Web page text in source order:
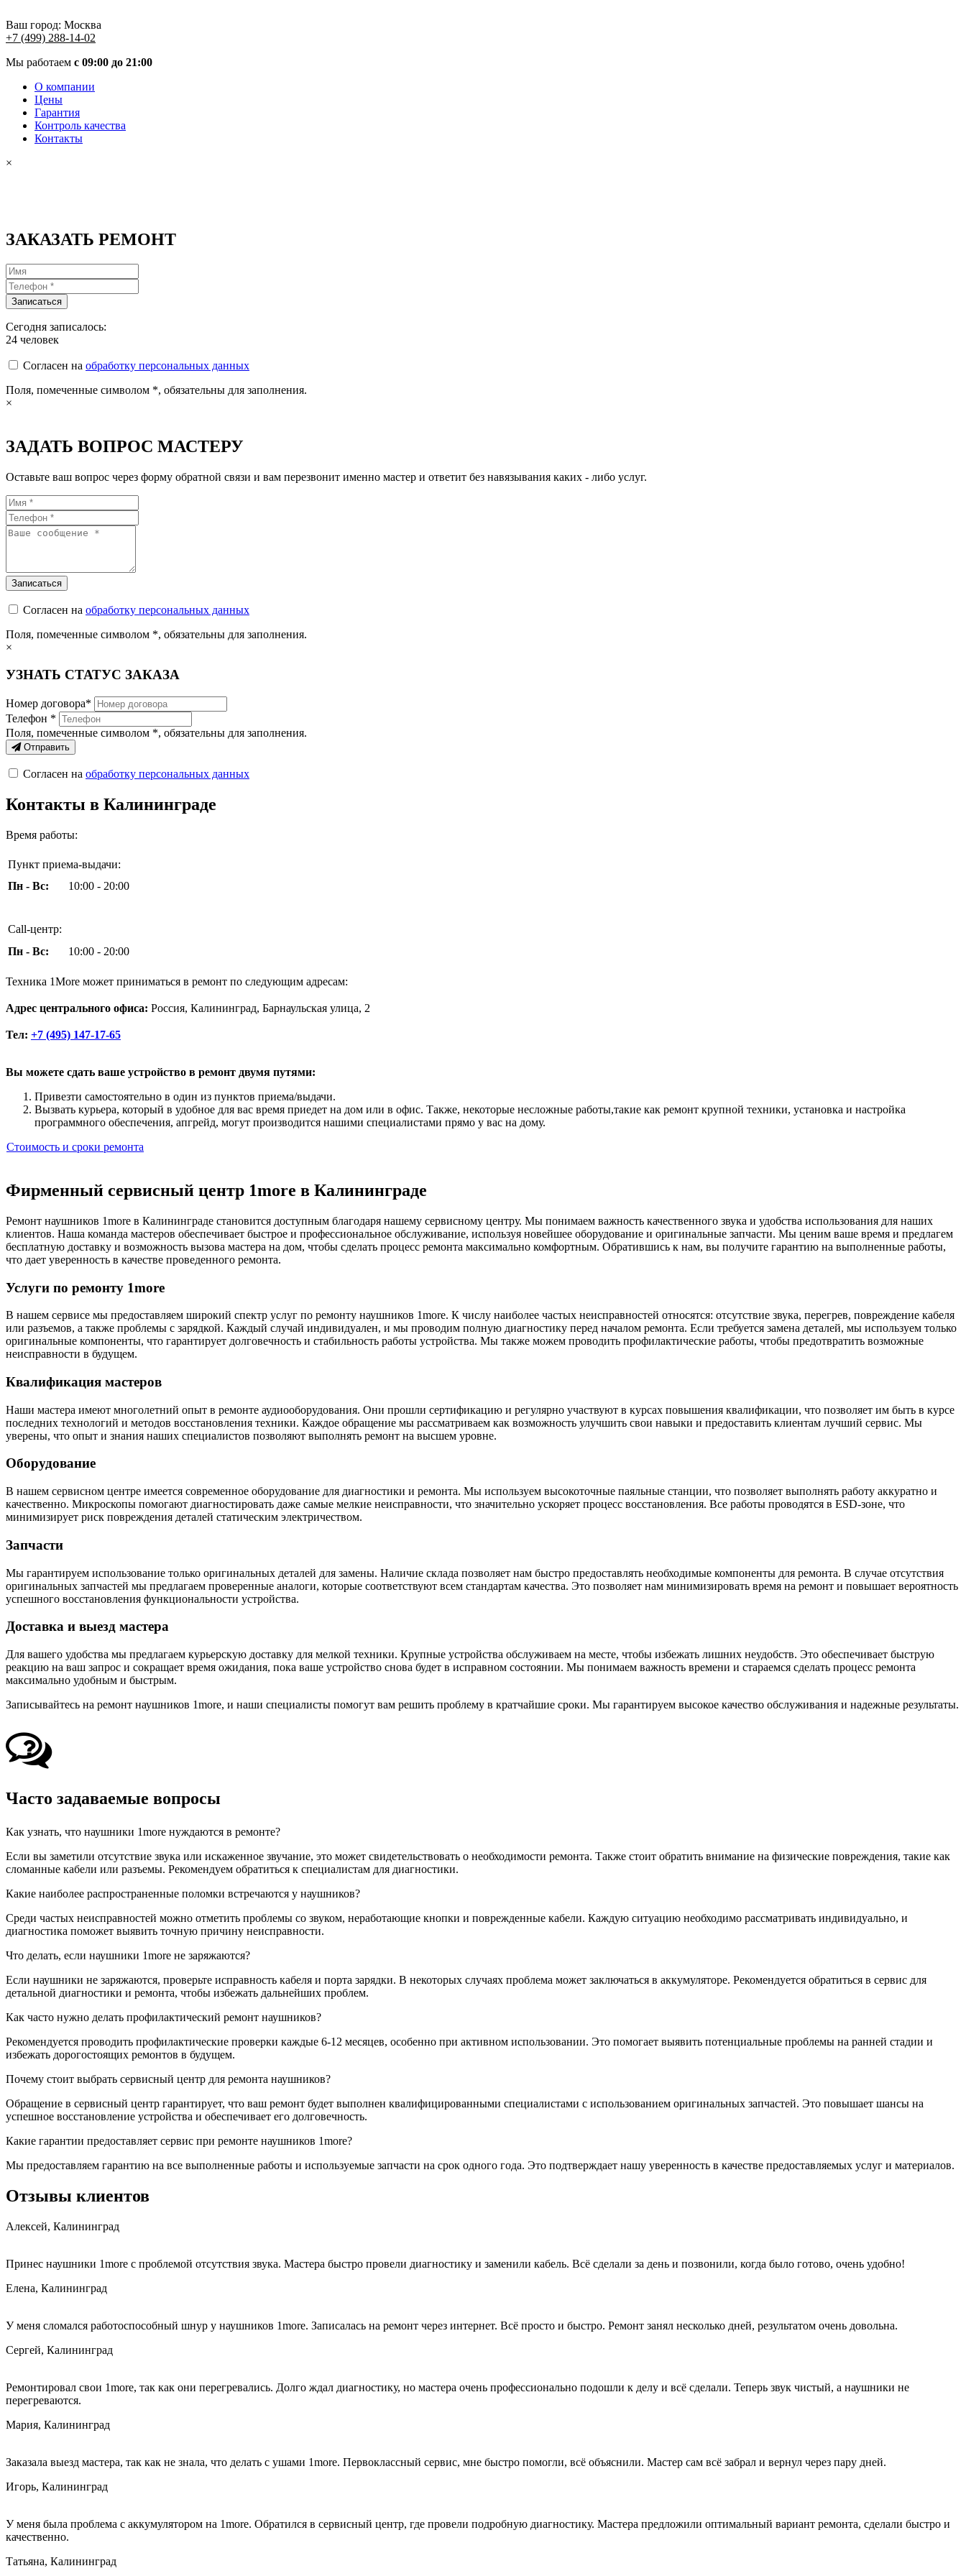
Ваш город: Москва
+7 (499) 288-14-02
Мы работаем с 09:00 до 21:00
О компании
Цены
Гарантия
Контроль качества
Контакты
×
ЗАКАЗАТЬ РЕМОНТ
Сегодня записалось:
24 человек
Согласен на обработку персональных данных
Поля, помеченные символом *, обязательны для заполнения.
×
ЗАДАТЬ ВОПРОС МАСТЕРУ
Оставьте ваш вопрос через форму обратной связи и вам перезвонит именно мастер и ответит без навязывания каких - либо услуг.
Согласен на обработку персональных данных
Поля, помеченные символом *, обязательны для заполнения.
×
УЗНАТЬ СТАТУС ЗАКАЗА
Номер договора*
Телефон *
Поля, помеченные символом *, обязательны для заполнения.
Отправить
Согласен на обработку персональных данных
Контакты в Калининграде
Время работы:
Пункт приема-выдачи:
Пн - Вс:
10:00 - 20:00
Call-центр:
Пн - Вс:
10:00 - 20:00
Техника 1More может приниматься в ремонт по следующим адресам:
Адрес центрального офиса: Россия, Калининград, Барнаульская улица, 2
Тел: +7 (495) 147-17-65
Вы можете сдать ваше устройство в ремонт двумя путями:
Привезти самостоятельно в один из пунктов приема/выдачи.
Вызвать курьера, который в удобное для вас время приедет на дом или в офис. Также, некоторые несложные работы,такие как ремонт крупной техники, установка и настройка
программного обеспечения, апгрейд, могут производится нашими специалистами прямо у вас на дому.
Стоимость и сроки ремонта
Фирменный сервисный центр 1more в Калининграде
Ремонт наушников 1more в Калининграде становится доступным благодаря нашему сервисному центру. Мы понимаем важность качественного звука и удобства использования для наших
клиентов. Наша команда мастеров обеспечивает быстрое и профессиональное обслуживание, используя новейшее оборудование и оригинальные запчасти. Мы ценим ваше время и предлагем
бесплатную доставку и возможность вызова мастера на дом, чтобы сделать процесс ремонта максимально комфортным. Обратившись к нам, вы получите гарантию на выполненные работы,
что дает уверенность в качестве проведенного ремонта.
Услуги по ремонту 1more
В нашем сервисе мы предоставляем широкий спектр услуг по ремонту наушников 1more. К числу наиболее частых неисправностей относятся: отсутствие звука, перегрев, повреждение кабеля
или разъемов, а также проблемы с зарядкой. Каждый случай индивидуален, и мы проводим полную диагностику перед началом ремонта. Если требуется замена деталей, мы используем только
оригинальные компоненты, что гарантирует долговечность и стабильность работы устройства. Мы также можем проводить профилактические работы, чтобы предотвратить возможные
неисправности в будущем.
Квалификация мастеров
Наши мастера имеют многолетний опыт в ремонте аудиооборудования. Они прошли сертификацию и регулярно участвуют в курсах повышения квалификации, что позволяет им быть в курсе
последних технологий и методов восстановления техники. Каждое обращение мы рассматриваем как возможность улучшить свои навыки и предоставить клиентам лучший сервис. Мы
уверены, что опыт и знания наших специалистов позволяют выполнять ремонт на высшем уровне.
Оборудование
В нашем сервисном центре имеется современное оборудование для диагностики и ремонта. Мы используем высокоточные паяльные станции, что позволяет выполнять работу аккуратно и
качественно. Микроскопы помогают диагностировать даже самые мелкие неисправности, что значительно ускоряет процесс восстановления. Все работы проводятся в ESD-зоне, что
минимизирует риск повреждения деталей статическим электричеством.
Запчасти
Мы гарантируем использование только оригинальных деталей для замены. Наличие склада позволяет нам быстро предоставлять необходимые компоненты для ремонта. В случае отсутствия
оригинальных запчастей мы предлагаем проверенные аналоги, которые соответствуют всем стандартам качества. Это позволяет нам минимизировать время на ремонт и повышает вероятность
успешного восстановления функциональности устройства.
Доставка и выезд мастера
Для вашего удобства мы предлагаем курьерскую доставку для мелкой техники. Крупные устройства обслуживаем на месте, чтобы избежать лишних неудобств. Это обеспечивает быструю
реакцию на ваш запрос и сокращает время ожидания, пока ваше устройство снова будет в исправном состоянии. Мы понимаем важность времени и стараемся сделать процесс ремонта
максимально удобным и быстрым.
Записывайтесь на ремонт наушников 1more, и наши специалисты помогут вам решить проблему в кратчайшие сроки. Мы гарантируем высокое качество обслуживания и надежные результаты.
Часто задаваемые вопросы
Как узнать, что наушники 1more нуждаются в ремонте?
Если вы заметили отсутствие звука или искаженное звучание, это может свидетельствовать о необходимости ремонта. Также стоит обратить внимание на физические повреждения, такие как
сломанные кабели или разъемы. Рекомендуем обратиться к специалистам для диагностики.
Какие наиболее распространенные поломки встречаются у наушников?
Среди частых неисправностей можно отметить проблемы со звуком, неработающие кнопки и поврежденные кабели. Каждую ситуацию необходимо рассматривать индивидуально, и
диагностика поможет выявить точную причину неисправности.
Что делать, если наушники 1more не заряжаются?
Если наушники не заряжаются, проверьте исправность кабеля и порта зарядки. В некоторых случаях проблема может заключаться в аккумуляторе. Рекомендуется обратиться в сервис для
детальной диагностики и ремонта, чтобы избежать дальнейших проблем.
Как часто нужно делать профилактический ремонт наушников?
Рекомендуется проводить профилактические проверки каждые 6-12 месяцев, особенно при активном использовании. Это помогает выявить потенциальные проблемы на ранней стадии и
избежать дорогостоящих ремонтов в будущем.
Почему стоит выбрать сервисный центр для ремонта наушников?
Обращение в сервисный центр гарантирует, что ваш ремонт будет выполнен квалифицированными специалистами с использованием оригинальных запчастей. Это повышает шансы на
успешное восстановление устройства и обеспечивает его долговечность.
Какие гарантии предоставляет сервис при ремонте наушников 1more?
Мы предоставляем гарантию на все выполненные работы и используемые запчасти на срок одного года. Это подтверждает нашу уверенность в качестве предоставляемых услуг и материалов.
Отзывы клиентов
Алексей, Калининград
Принес наушники 1more с проблемой отсутствия звука. Мастера быстро провели диагностику и заменили кабель. Всё сделали за день и позвонили, когда было готово, очень удобно!
Елена, Калининград
У меня сломался работоспособный шнур у наушников 1more. Записалась на ремонт через интернет. Всё просто и быстро. Ремонт занял несколько дней, результатом очень довольна.
Сергей, Калининград
Ремонтировал свои 1more, так как они перегревались. Долго ждал диагностику, но мастера очень профессионально подошли к делу и всё сделали. Теперь звук чистый, а наушники не
перегреваются.
Мария, Калининград
Заказала выезд мастера, так как не знала, что делать с ушами 1more. Первоклассный сервис, мне быстро помогли, всё объяснили. Мастер сам всё забрал и вернул через пару дней.
Игорь, Калининград
У меня была проблема с аккумулятором на 1more. Обратился в сервисный центр, где провели подробную диагностику. Мастера предложили оптимальный вариант ремонта, сделали быстро и
качественно.
Татьяна, Калининград